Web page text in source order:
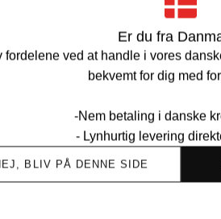
Er du fra
fordelene ved at handle i vores
bekvemt for dig med
-Nem betaling i danske
- Lynhurtig levering
BLIV PÅ DENNE SIDE